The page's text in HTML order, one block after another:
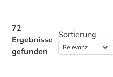
kolonialismus (1)
72
Ergebnisse
gefunden
Sortierung